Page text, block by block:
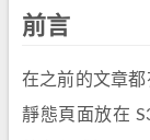
前言
在之前的文章都
靜態頁面放在